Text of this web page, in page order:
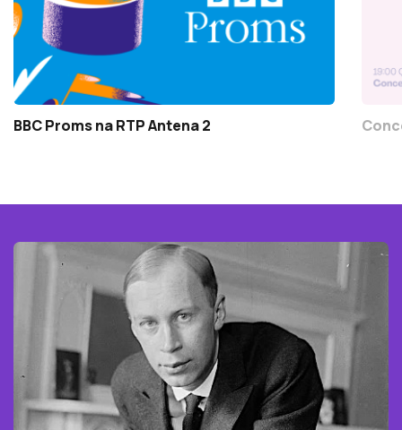
BBC Proms na RTP Antena 2